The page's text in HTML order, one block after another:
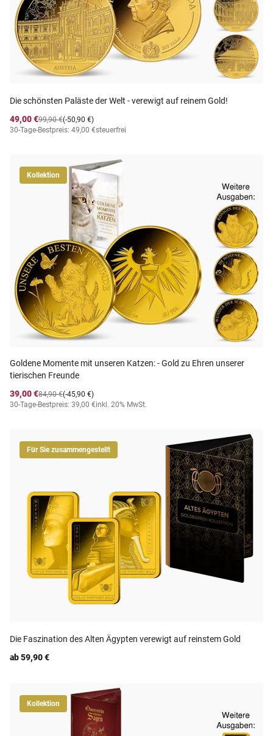
Die schönsten Paläste der Welt - verewigt auf reinem Gold!
49,00 €
(-50,90 €)
99,90 €
30-Tage-Bestpreis: 49,00 €steuerfrei
Kollektion
Goldene Momente mit unseren Katzen: - Gold zu Ehren unserer
tierischen Freunde
39,00 €
(-45,90 €)
84,90 €
30-Tage-Bestpreis: 39,00 €inkl. 20% MwSt.
Für Sie zusammengestellt
Die Faszination des Alten Ägypten verewigt auf reinstem Gold
ab 59,90 €
Kollektion